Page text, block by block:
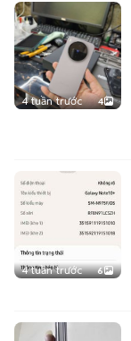
4 tuần trước 4
4 tuần trước 6